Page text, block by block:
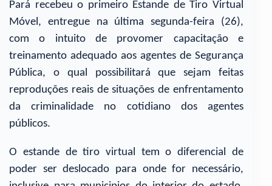
Pará recebeu o primeiro Estande de Tiro Virtual
Móvel, entregue na última segunda-feira (26),
com o intuito de provomer capacitação e
treinamento adequado aos agentes de Segurança
Pública, o qual possibilitará que sejam feitas
reproduções reais de situações de enfrentamento
da criminalidade no cotidiano dos agentes
públicos.
O estande de tiro virtual tem o diferencial de
poder ser deslocado para onde for necessário,